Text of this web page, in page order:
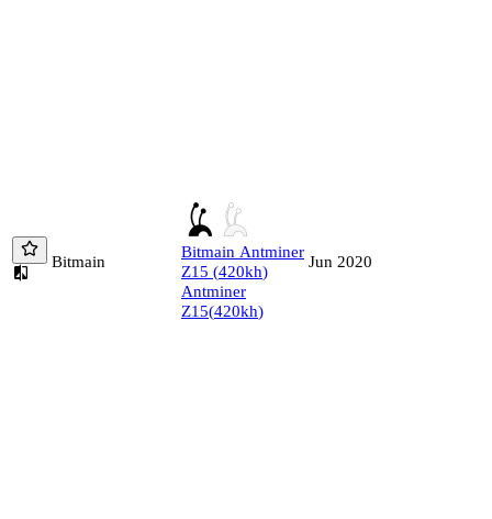
Bitmain
Bitmain Antminer
Z15 (420kh)
Antminer
Z15(420kh)
Jun 2020